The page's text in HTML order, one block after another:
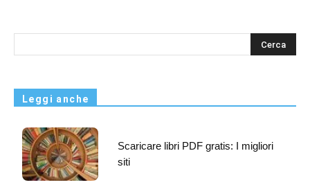
s
Leggi anche
Scaricare libri PDF gratis: I migliori
siti